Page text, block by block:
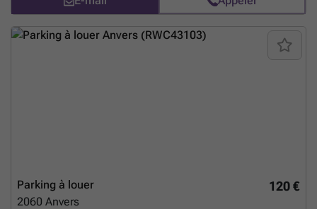
120 €
Parking à louer
2060 Anvers